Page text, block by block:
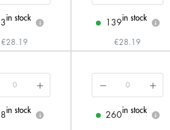
13
in stock
i
€28.19
139
in stock
i
€28.19
in stock
i 260
in stock
i